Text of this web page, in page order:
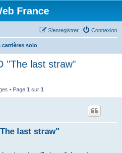
France
Connexion
S’enregistrer
carrières solo
''The last straw"
• Page 1 sur 1
last straw"